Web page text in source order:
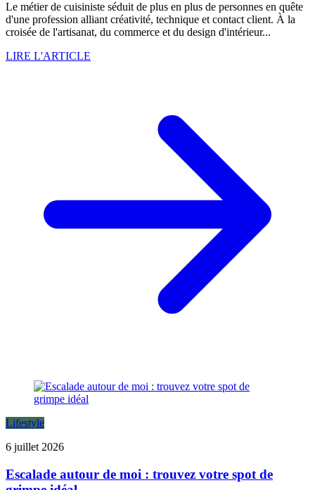
Le métier de cuisiniste séduit de plus en plus de personnes en quête
d'une profession alliant créativité, technique et contact client. À la
croisée de l'artisanat, du commerce et du design d'intérieur...
LIRE L'ARTICLE
Lifestyle
6 juillet 2026
Escalade autour de moi : trouvez votre spot de